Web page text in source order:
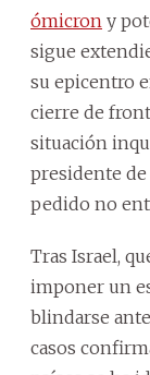
ómicron y
sigue
su epicentro
cierre de
situación
presidente de
pedido no
Tras Israel,
imponer un
blindarse
casos